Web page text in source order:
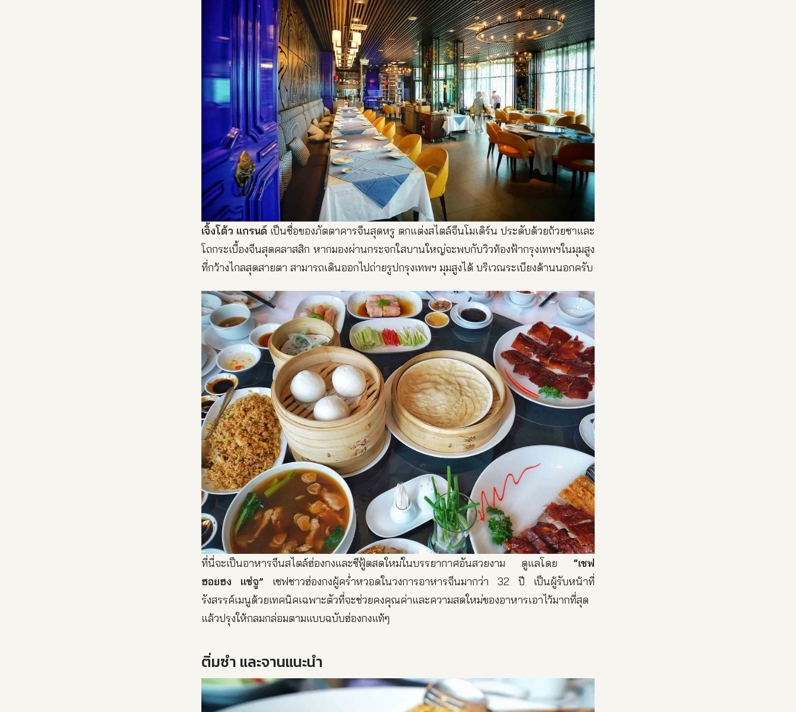
เจิ้งโต้ว แกรนด์ เป็นชื่อของภัตตาคารจีนสุดหรู ตกแต่งสไตล์จีนโมเดิร์น ประดับด้วยถ้วยชาและ
โถกระเบื้องจีนสุดคลาสสิก หากมองผ่านกระจกใสบานใหญ่จะพบกับวิวท้องฟ้ากรุงเทพฯในมุมสูง
ที่กว้างไกลสุดสายตา สามารถเดินออกไปถ่ายรูปกรุงเทพฯ มุมสูงได้ บริเวณระเบียงด้านนอกครับ
ที่นี่จะเป็นอาหารจีนสไตล์ฮ่องกงและซีฟู้ดสดใหม่ในบรรยากาศอันสวยงาม ดูแลโดย “เชฟ
ฮอยฮง แซ่จู” เชฟชาวฮ่องกงผู้คร่ำหวอดในวงการอาหารจีนมากว่า 32 ปี เป็นผู้รับหน้าที่
รังสรรค์เมนูด้วยเทคนิคเฉพาะตัวที่จะช่วยคงคุณค่าและความสดใหม่ของอาหารเอาไว้มากที่สุด
แล้วปรุงให้กลมกล่อมตามแบบฉบับฮ่องกงแท้ๆ
ติ่มซำ และจานแนะนำ